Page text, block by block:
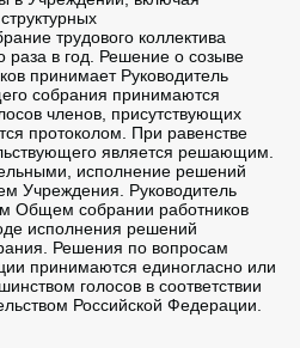
трудового коллектива
раза в год. Решение о созыве
принимает Руководитель
собрания принимаются
членов, присутствующих
протоколом. При равенстве
является решающим.
исполнение решений
Учреждения. Руководитель
Общем собрании работников
исполнения решений
Решения по вопросам
принимаются единогласно или
голосов в соответствии
Российской Федерации.